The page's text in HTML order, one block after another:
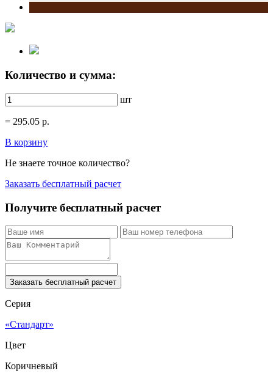
Количество и сумма:
шт
= 295.05 р.
В корзину
Не знаете точное количество?
Заказать бесплатный расчет
Получите бесплатный расчет
Заказать бесплатный расчет
Серия
«Стандарт»
Цвет
Коричневый